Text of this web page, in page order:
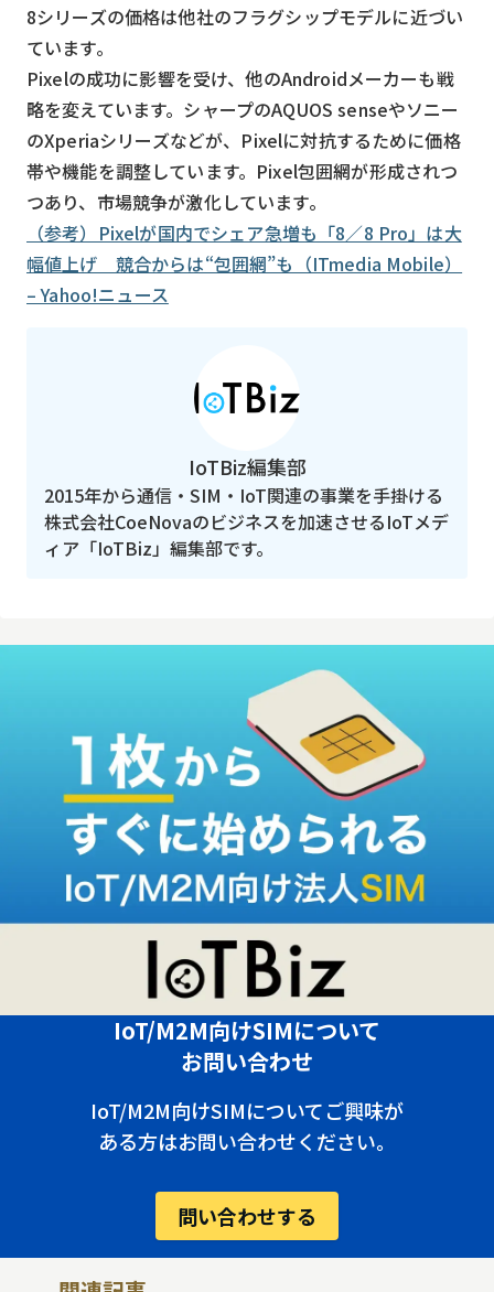
8シリーズの価格は他社のフラグシップモデルに近づい
ています。
Pixelの成功に影響を受け、他のAndroidメーカーも戦
略を変えています。シャープのAQUOS senseやソニー
のXperiaシリーズなどが、Pixelに対抗するために価格
帯や機能を調整しています。Pixel包囲網が形成されつ
つあり、市場競争が激化しています。
（参考）Pixelが国内でシェア急増も「8／8 Pro」は大
幅値上げ 競合からは“包囲網”も（ITmedia Mobile）
– Yahoo!ニュース
IoTBiz編集部
2015年から通信・SIM・IoT関連の事業を手掛ける
株式会社CoeNovaのビジネスを加速させるIoTメデ
ィア「IoTBiz」編集部です。
IoT/M2M向けSIMについて
お問い合わせ
IoT/M2M向けSIMについてご興味が
ある方はお問い合わせください。
問い合わせする